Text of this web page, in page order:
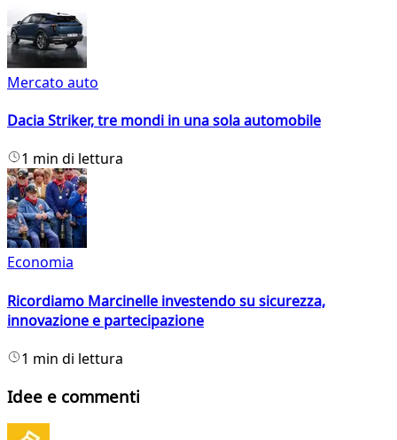
Mercato auto
Dacia Striker, tre mondi in una sola automobile
1 min di lettura
Economia
Ricordiamo Marcinelle investendo su sicurezza,
innovazione e partecipazione
1 min di lettura
Idee e commenti